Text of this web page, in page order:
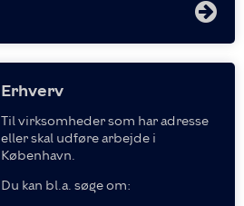
Erhverv
Til virksomheder som har adresse
eller skal udføre arbejde i
København.
Du kan bl.a. søge om: